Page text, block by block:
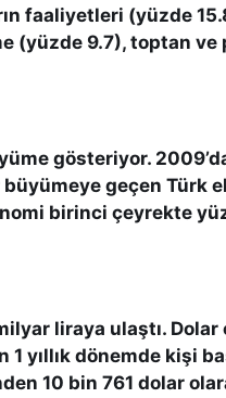
faaliyetleri (yüzde
(yüzde 9.7), toptan ve
gösteriyor.
geçen Türk
birinci çeyrekte
liraya ulaştı.
yıllık dönemde kişi
10 bin 761 dolar